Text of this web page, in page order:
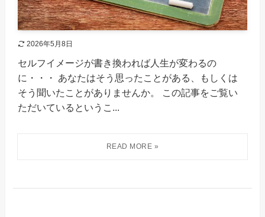
2026年5月8日
セルフイメージが書き換われば人生が変わるの
に・・・ あなたはそう思ったことがある、もしくは
そう聞いたことがありませんか。 この記事をご覧い
ただいているというこ...